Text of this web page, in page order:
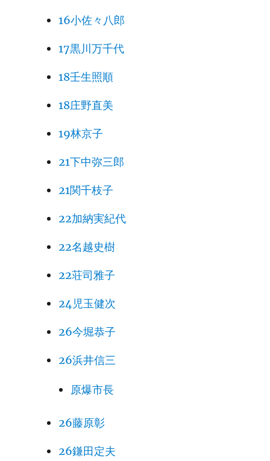
16小佐々八郎
17黒川万千代
18壬生照順
18庄野直美
19林京子
21下中弥三郎
21関千枝子
22加納実紀代
22名越史樹
22荘司雅子
24児玉健次
26今堀恭子
26浜井信三
原爆市長
26藤原彰
26鎌田定夫